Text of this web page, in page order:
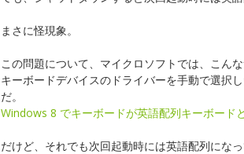
まさに怪現象。
この問題について、マイクロソフトでは、こん
キーボードデバイスのドライバーを手動で選択
だ。
Windows 8 でキーボードが英語配列キーボード
だけど、それでも次回起動時には英語配列になっ